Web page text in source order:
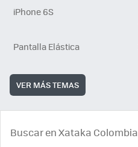
iPhone 6S
Pantalla Elástica
VER MÁS TEMAS